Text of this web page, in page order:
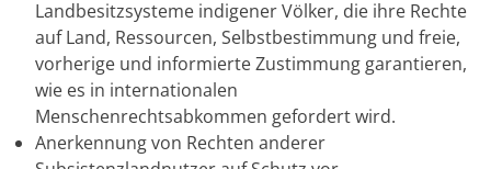
Landbesitzsysteme indigener Völker, die ihre Rechte
auf Land, Ressourcen, Selbstbestimmung und freie,
vorherige und informierte Zustimmung garantieren,
wie es in internationalen
Menschenrechtsabkommen gefordert wird.
Anerkennung von Rechten anderer